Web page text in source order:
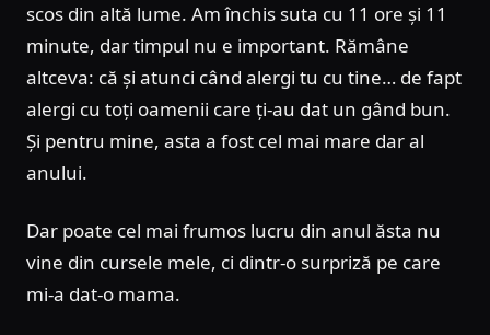
scos din altă lume. Am închis suta cu 11 ore și 11
minute, dar timpul nu e important. Rămâne
altceva: că și atunci când alergi tu cu tine… de fapt
alergi cu toți oamenii care ți-au dat un gând bun.
Și pentru mine, asta a fost cel mai mare dar al
anului.
Dar poate cel mai frumos lucru din anul ăsta nu
vine din cursele mele, ci dintr-o surpriză pe care
mi-a dat-o mama.